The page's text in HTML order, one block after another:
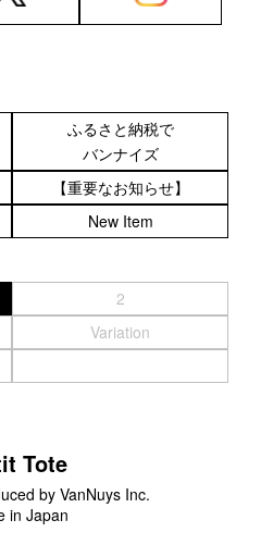
ルダーバッグ
バッグ
ンバッグ
バッグ
ョナリー
メント／パーツ
ルト／パット
キーホルダー
キーケース
車／バイク
ふるさと納税で
バンナイズ
【重要なお知らせ】
New Item
2
Variation
Tote
by VanNuys Inc.
in Japan